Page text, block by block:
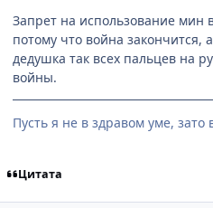
Запрет на использование
потому что война закончится,
дедушка так всех пальцев на
войны.
Пусть я не в здравом уме, зато
Цитата